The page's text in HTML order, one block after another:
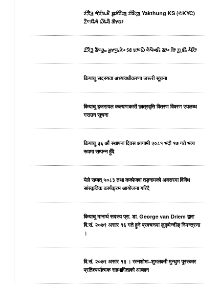
ᤁᤡᤖᤠᤋ᤻ ᤛᤡᤖᤡᤈᤱᤃᤠ ᤀᤢᤏᤡᤁᤥᤍ᤻ ᤁᤡᤒᤥᤷᤍ᤻ Yakthung KS (©KYC)
ᤁᤠᤰᤀᤡᤱᤛᤧ ᤐᤥ᤺ᤱᤔᤠ ᤌᤡᤶᤒᤣ
ᤁᤡᤖᤠᤋ᤻ ᤕᤠᤰᤌᤢᤱ ᤆᤢᤶᤗᤢᤱᤖᤧᤴ ᥉᥋ ᤃᤣᤰᤐᤠ ᤛᤠᤘᤠᤴᤇᤡᤱ ᤕᤣᤴ ᤀᤠᤣ ᤀᤢᤳᤇᤡᤱ ᤘᤠᤖᤠᤣ
कियाचु सदस्यता अध्यावधीकरणा जरूरी सूचना
कियाचु इजरायल कल्याणकारी छात्रवृत्ति वितरण विवरण उपलब्ध
गराउन सूचना
कियाचु ३६ औं स्थापना दिवस आगामी २०८१ भदाै १७ गते भव्य
रूपमा सम्पन्न हुँदै
येले सम्बत् ५०८३ तथा कक्फेक्वा तङ्नामको अवसरमा विविध
सांस्कृतिक कार्यक्रम आयोजना गरिदै
कियाचु मानार्थ सदस्य प्रा. डा. George van Driem द्वारा
वि.सं. २०७९ असार १६ गते हुने प्रवचनमा लुङ्मेन्दीङ् निमन्त्रणा
।
वि.सं. २०७९ असार १३ । रत्नशोभा–शुभलक्ष्मी मुन्धुम पुरस्कार
प्रतिश्पर्धात्मक सहभागिताको आव्हान